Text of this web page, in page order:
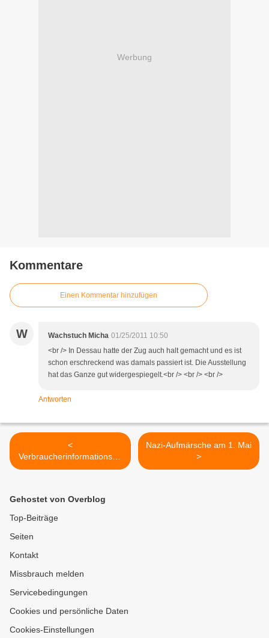
Werbung
Kommentare
Einen Kommentar hinzufügen
W Wachstuch Micha 01/25/2011 10:50
<br /> In Dessau hatte der Zug auch halt gemacht und es ist
schon erschreckend was damals passiert ist. Die Ausstellung
hat das Ganze gut widergespiegelt.<br /> <br /> <br />
Antworten
<
Verbraucherinformationsge
setz (VIG) ist eine
Nazi-Aufmärsche am 1. Mai
>
Gehostet von Overblog
Top-Beiträge
Seiten
Kontakt
Missbrauch melden
Servicebedingungen
Cookies und persönliche Daten
Cookies-Einstellungen